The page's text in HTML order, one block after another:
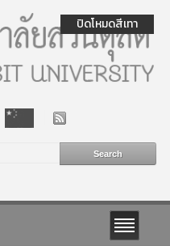
ปิดโหมดสีเทา